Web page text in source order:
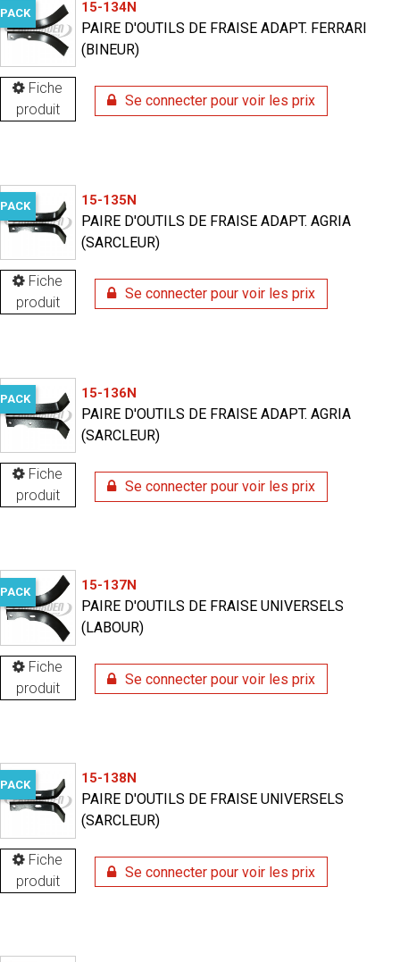
Fiche
produit
PACK 15-134N
PAIRE D'OUTILS DE FRAISE ADAPT. FERRARI
(BINEUR)
Se connecter pour voir les prix
Fiche
produit
PACK 15-135N
PAIRE D'OUTILS DE FRAISE ADAPT. AGRIA
(SARCLEUR)
Se connecter pour voir les prix
Fiche
produit
PACK 15-136N
PAIRE D'OUTILS DE FRAISE ADAPT. AGRIA
(SARCLEUR)
Se connecter pour voir les prix
Fiche
produit
PACK 15-137N
PAIRE D'OUTILS DE FRAISE UNIVERSELS
(LABOUR)
Se connecter pour voir les prix
Fiche
produit
PACK 15-138N
PAIRE D'OUTILS DE FRAISE UNIVERSELS
(SARCLEUR)
Se connecter pour voir les prix